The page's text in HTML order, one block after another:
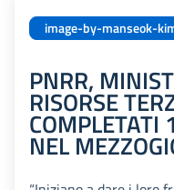
image-by-manseok-
PNRR,
RISORSE
COMPLETATI
NEL